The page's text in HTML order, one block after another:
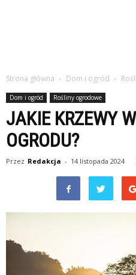
Strona główna Dom i ogród
Dom i ogród Rośliny ogrodowe
JAKIE KRZEWY
OGRODU?
Przez Redakcja - 14 listopada 2024